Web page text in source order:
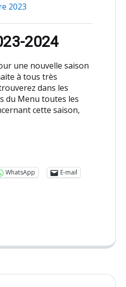
2023
2024
une nouvelle saison
à tous très
dans les
du Menu toutes les
cette saison,
WhatsApp
E-mail